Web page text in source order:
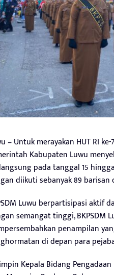
– Untuk merayakan HUT RI
Kabupaten Luwu
pada tanggal 15
diikuti sebanyak 89
Luwu berpartisipasi aktif
semangat tinggi, BKPSDM
penampilan
di depan para
Kepala Bidang